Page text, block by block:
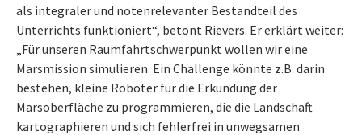
als integraler und notenrelevanter Bestandteil des
Unterrichts funktioniert“, betont Rievers. Er erklärt weiter:
„Für unseren Raumfahrtschwerpunkt wollen wir eine
Marsmission simulieren. Ein Challenge könnte z.B. darin
bestehen, kleine Roboter für die Erkundung der
Marsoberfläche zu programmieren, die die Landschaft
kartographieren und sich fehlerfrei in unwegsamen